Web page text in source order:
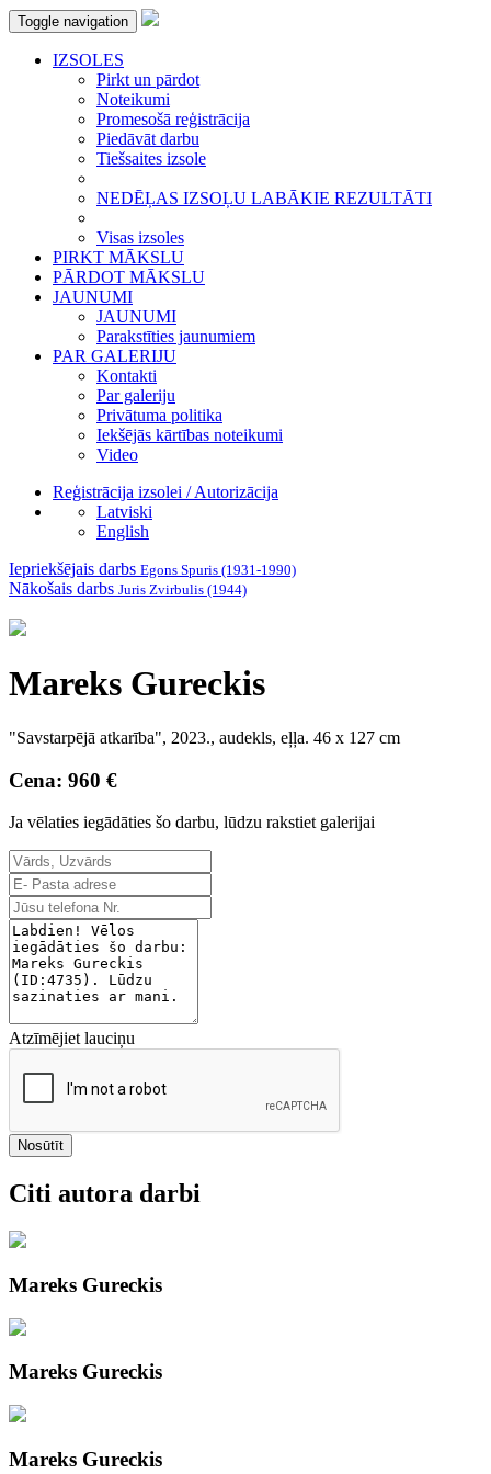
Toggle navigation
IZSOLES
Pirkt un pārdot
Noteikumi
Promesošā reģistrācija
Piedāvāt darbu
Tiešsaites izsole
NEDĒĻAS IZSOĻU LABĀKIE REZULTĀTI
Visas izsoles
PIRKT MĀKSLU
PĀRDOT MĀKSLU
JAUNUMI
JAUNUMI
Parakstīties jaunumiem
PAR GALERIJU
Kontakti
Par galeriju
Privātuma politika
Iekšējās kārtības noteikumi
Video
Reģistrācija izsolei / Autorizācija
Latviski
English
Iepriekšējais darbs Egons Spuris (1931-1990)
Nākošais darbs Juris Zvirbulis (1944)
Mareks Gureckis
"Savstarpējā atkarība", 2023., audekls, eļļa. 46 x 127 cm
Cena: 960 €
Ja vēlaties iegādāties šo darbu, lūdzu rakstiet galerijai
Atzīmējiet lauciņu
Nosūtīt
Citi autora darbi
Mareks Gureckis
Mareks Gureckis
Mareks Gureckis